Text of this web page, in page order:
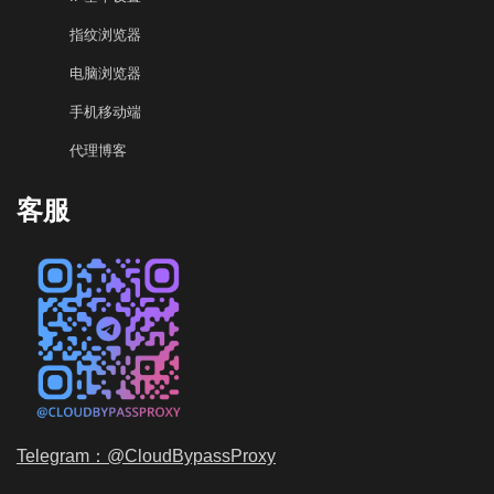
指纹浏览器
电脑浏览器
手机移动端
代理博客
客服
Telegram：@CloudBypassProxy